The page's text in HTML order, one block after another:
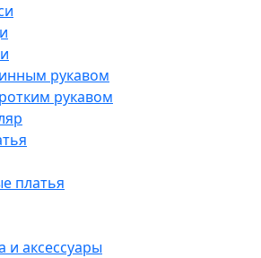
рукавом
рукавом
платья
и аксессуары